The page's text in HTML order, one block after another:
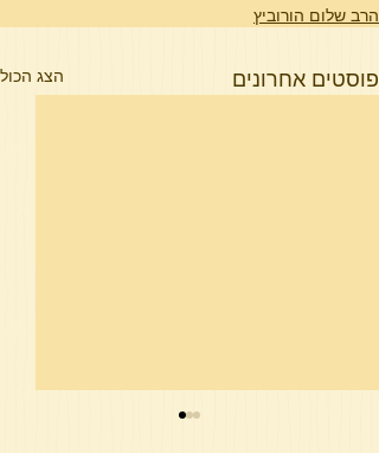
הרב שלום הורוביץ
פוסטים אחרונים הצג הכול